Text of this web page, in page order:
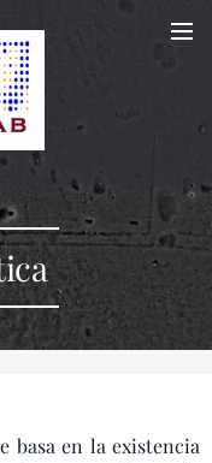
en la existencia